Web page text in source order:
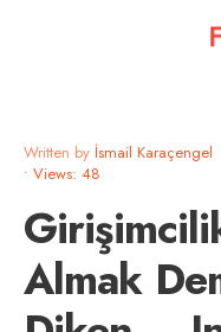
Written by İsmail Karaçengel
• Views: 48
Almak